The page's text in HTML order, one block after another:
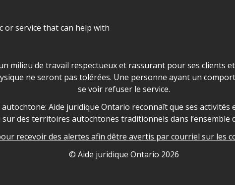
or service that can help with
les locaux d'AJO.
milieu de travail respectueux et rassurant pour ses clients
ne seront pas tolérées. Une personne ayant un
se voir refuser le service.
Aide juridique Ontario reconnaît que ses activités
des territoires autochtones traditionnels dans l’ensemble
recevoir des alertes afin dêtre avertis par courriel sur les
© Aide juridique Ontario 2026